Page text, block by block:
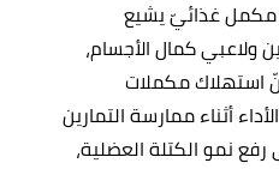
مكمل غذائيّ يشيع
ولاعبي كمال الأجسام،
استهلاك مكملات
أثناء ممارسة التمارين
رفع نمو الكتلة العضلية،